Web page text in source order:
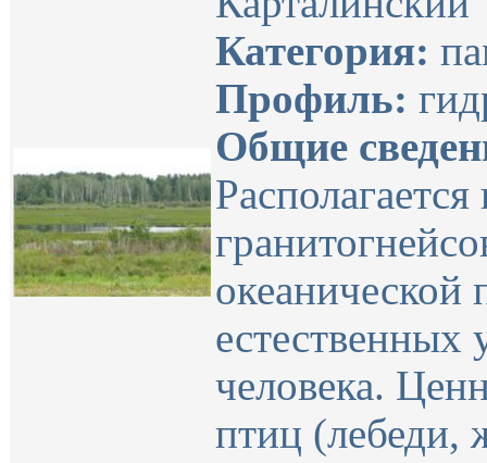
Категория:
Профиль:
Общие
океанической
естественных
человека.
птиц (лебеди,